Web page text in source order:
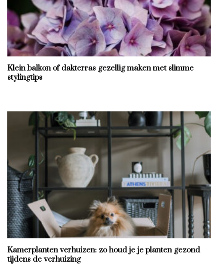
Klein balkon of dakterras gezellig maken met slimme
stylingtips
Kamerplanten verhuizen: zo houd je je planten gezond
tijdens de verhuizing